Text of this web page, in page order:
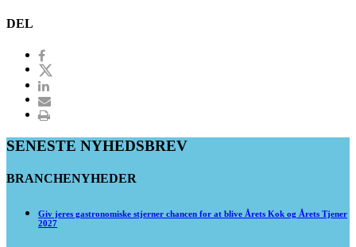
DEL
SENESTE NYHEDSBREV
BRANCHENYHEDER
Giv jeres gastronomiske stjerner chancen for at blive Årets Kok og Årets Tjener
2027